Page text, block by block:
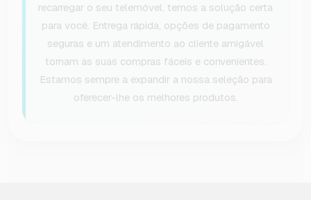
recarregar o seu telemóvel, temos a solução certa
para você. Entrega rápida, opções de pagamento
seguras e um atendimento ao cliente amigável
tornam as suas compras fáceis e convenientes.
Estamos sempre a expandir a nossa seleção para
oferecer-lhe os melhores produtos.